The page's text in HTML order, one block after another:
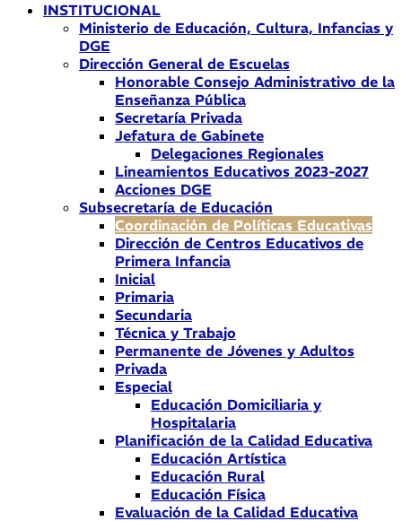
INSTITUCIONAL
Ministerio de Educación, Cultura, Infancias y
DGE
Dirección General de Escuelas
Honorable Consejo Administrativo de la
Enseñanza Pública
Secretaría Privada
Jefatura de Gabinete
Delegaciones Regionales
Lineamientos Educativos 2023-2027
Acciones DGE
Subsecretaría de Educación
Coordinación de Políticas Educativas
Dirección de Centros Educativos de
Primera Infancia
Inicial
Primaria
Secundaria
Técnica y Trabajo
Permanente de Jóvenes y Adultos
Privada
Especial
Educación Domiciliaria y
Hospitalaria
Planificación de la Calidad Educativa
Educación Artística
Educación Rural
Educación Física
Evaluación de la Calidad Educativa